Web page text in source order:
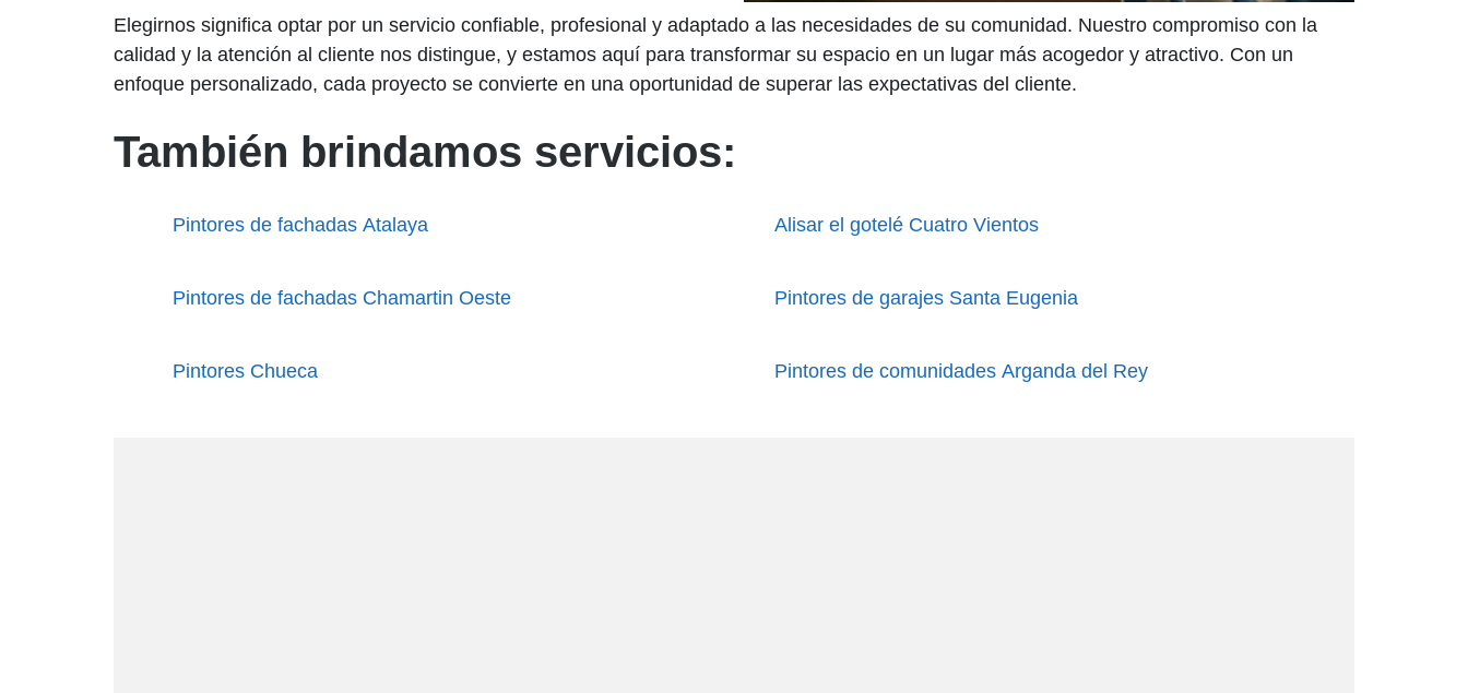
Elegirnos significa optar por un servicio confiable, profesional y adaptado a las necesidades de su comunidad. Nuestro compromiso con la
calidad y la atención al cliente nos distingue, y estamos aquí para transformar su espacio en un lugar más acogedor y atractivo. Con un
enfoque personalizado, cada proyecto se convierte en una oportunidad de superar las expectativas del cliente.
También brindamos servicios:
Pintores de fachadas Atalaya Alisar el gotelé Cuatro Vientos
Pintores de fachadas Chamartin Oeste Pintores de garajes Santa Eugenia
Pintores Chueca Pintores de comunidades Arganda del Rey